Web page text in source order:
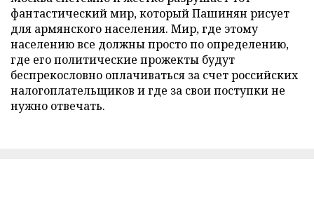
фантастический мир, который Пашинян рисует
для армянского населения. Мир, где этому
населению все должны просто по определению,
где его политические прожекты будут
беспрекословно оплачиваться за счет российских
налогоплательщиков и где за свои поступки не
нужно отвечать.